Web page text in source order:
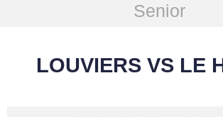
Senior
Louviers vs Le Havre
LOUVIERS VS LE